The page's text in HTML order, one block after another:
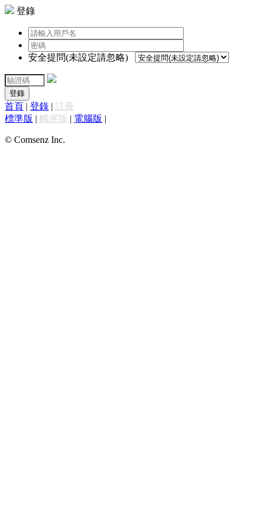
登錄
安全提問(未設定請忽略)
登錄
首頁 | 登錄 | 註冊
標準版 | 觸屏版 | 電腦版 |
© Comsenz Inc.